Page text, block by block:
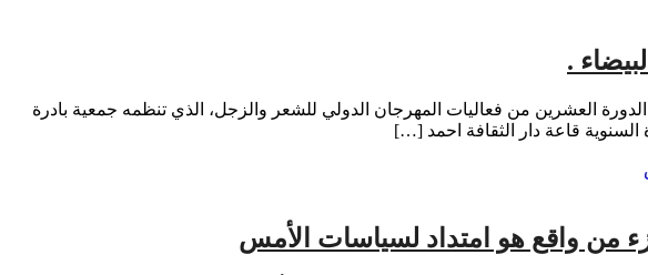
لحظات على الدورة العشرين من فعاليات المهرجان الدولي للشعر والزجل، الذي تنظمه جمعية بادرة
السنوية قاعة دار الثقافة احمد […]
من واقع هو امتداد لسياسات الأمس